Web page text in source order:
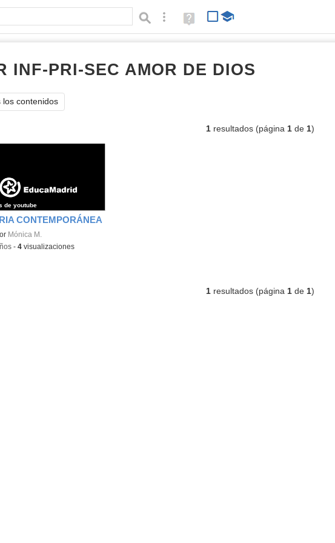
Búsqueda avanzada
Ayuda
(en
INF-PRI-SEC AMOR DE DIOS
los contenidos
1resultados (página 1de 1)
CONTEMPORÁNEA
Mónica M.
de youtube
- 4visualizaciones
1resultados (página 1de 1)